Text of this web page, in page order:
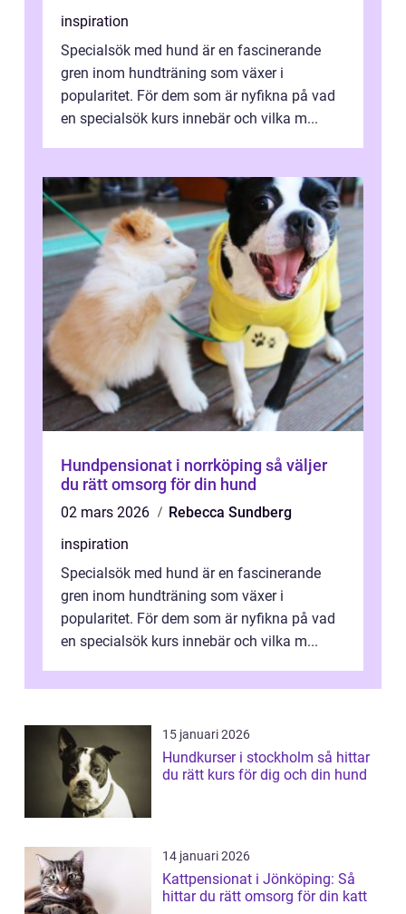
inspiration
Specialsök med hund är en fascinerande
gren inom hundträning som växer i
popularitet. För dem som är nyfikna på vad
en specialsök kurs innebär och vilka m...
Hundpensionat i norrköping så väljer
du rätt omsorg för din hund
02 mars 2026
Rebecca Sundberg
inspiration
Specialsök med hund är en fascinerande
gren inom hundträning som växer i
popularitet. För dem som är nyfikna på vad
en specialsök kurs innebär och vilka m...
15 januari 2026
Hundkurser i stockholm så hittar
du rätt kurs för dig och din hund
14 januari 2026
Kattpensionat i Jönköping: Så
hittar du rätt omsorg för din katt